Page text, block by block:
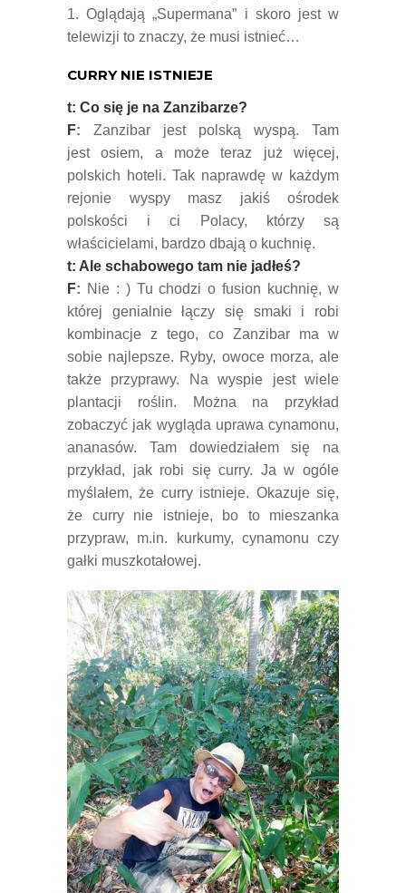
1. Oglądają „Supermana” i skoro jest w
telewizji to znaczy, że musi istnieć…
CURRY NIE ISTNIEJE
t: Co się je na Zanzibarze?
F: Zanzibar jest polską wyspą. Tam
jest osiem, a może teraz już więcej,
polskich hoteli. Tak naprawdę w każdym
rejonie wyspy masz jakiś ośrodek
polskości i ci Polacy, którzy są
właścicielami, bardzo dbają o kuchnię.
t: Ale schabowego tam nie jadłeś?
F: Nie : ) Tu chodzi o fusion kuchnię, w
której genialnie łączy się smaki i robi
kombinacje z tego, co Zanzibar ma w
sobie najlepsze. Ryby, owoce morza, ale
także przyprawy. Na wyspie jest wiele
plantacji roślin. Można na przykład
zobaczyć jak wygląda uprawa cynamonu,
ananasów. Tam dowiedziałem się na
przykład, jak robi się curry. Ja w ogóle
myślałem, że curry istnieje. Okazuje się,
że curry nie istnieje, bo to mieszanka
przypraw, m.in. kurkumy, cynamonu czy
gałki muszkotałowej.